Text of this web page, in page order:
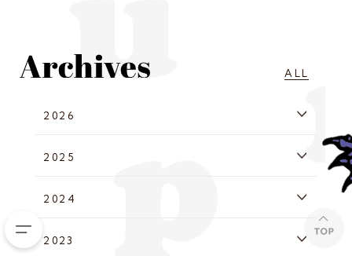
ALL
2026
2025
2024
2023